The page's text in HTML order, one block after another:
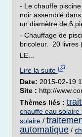
- Le chauffe
noir assemblé
un diamètre de 6
- Chauffage de
bricoleur. 20 livres
LE...
Lire la suite
Date: 2015-02-19
Site : http://
Thèmes liés :
chauffe eau solaire
solaire /
automatique /